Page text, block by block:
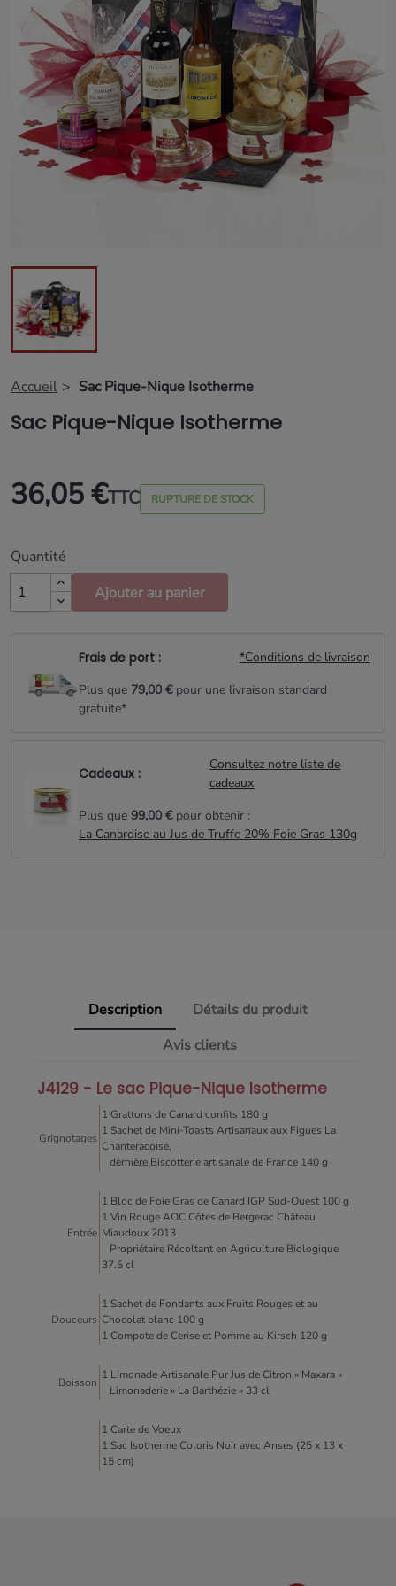
Accueil Sac Pique-Nique Isotherme
Sac Pique-Nique Isotherme
36,05 €TTC RUPTURE DE STOCK
Quantité
Ajouter au panier
Frais de port :
*Conditions de livraison
Plus que 79,00 €pour une livraison standard
gratuite*
Cadeaux :
Consultez notre liste de
cadeaux
Plus que 99,00 €pour obtenir :
La Canardise au Jus de Truffe 20% Foie Gras 130g
Description
Détails du produit
Avis clients
J4129 - Le sac Pique-Nique Isotherme
Grignotages
1 Grattons de Canard confits 180 g
1 Sachet de Mini-Toasts Artisanaux aux Figues La
Chanteracoise,
dernière Biscotterie artisanale de France 140 g
Entrée
1 Bloc de Foie Gras de Canard IGP Sud-Ouest 100 g
1 Vin Rouge AOC Côtes de Bergerac Château
Miaudoux 2013
Propriétaire Récoltant en Agriculture Biologique
37.5 cl
Douceurs
1 Sachet de Fondants aux Fruits Rouges et au
Chocolat blanc 100 g
1 Compote de Cerise et Pomme au Kirsch 120 g
Boisson
1 Limonade Artisanale Pur Jus de Citron « Maxara »
Limonaderie « La Barthézie » 33 cl
1 Carte de Voeux
1 Sac Isotherme Coloris Noir avec Anses (25 x 13 x
15 cm)